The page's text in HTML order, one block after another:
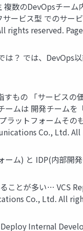
数のDevOpsチー
サービス型 でのサ
rights reserved.
は？ では、
もの 「サービスの
ームは 開発チーム
ラットフォームそ
Co., Ltd. All
ーム) と IDP(内部
ことが多い… VCS
Co., Ltd. All
Internal